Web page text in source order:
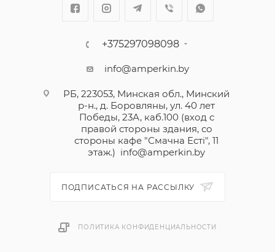
+375297098098
info@amperkin.by
РБ, 223053, Минская обл., Минский
р-н., д. Боровляны, ул. 40 лет
Победы, 23А, каб.100 (вход с
правой стороны здания, со
стороны кафе "Смачна Естi", 11
этаж.) info@amperkin.by
ПОДПИСАТЬСЯ НА РАССЫЛКУ
ПОЛИТИКА КОНФИДЕНЦИАЛЬНОСТИ